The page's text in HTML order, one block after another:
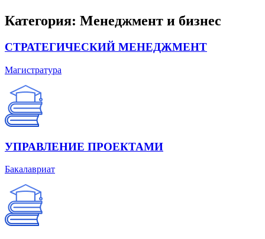
Категория: Менеджмент и бизнес
СТРАТЕГИЧЕСКИЙ МЕНЕДЖМЕНТ
Магистратура
УПРАВЛЕНИЕ ПРОЕКТАМИ
Бакалавриат